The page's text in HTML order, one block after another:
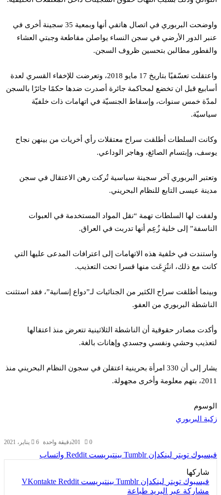
واوضحت البربوري في اتصال هاتفي أنها وبمعية 35 سجينة أخرى في
عنبر الدور الأرضي في سجن النساء يواصلن مقاطعة وجبتي العشاء
والفطور مطالبن بتحسين ظروف السجن.
واعتقلت تعسّفيًا بتاريخ 17 مايو 2018، وتعرضت للإخفاء القسري لعدة
أسابيع قبل ان تخضع لمحاكمة جائرة أصدرت ضدها حكمًا جائرًا بالسجن
لمدّة خمس سنوات، وإسقاط الجنسيّة في اتهامات ذات خلفيّة
سياسيّة.
وكانت السلطات أطلقت سراح معتقلات رأي أخريات من بينهن نجاح
يوسف، وإبتسام الصائغ، وهاجر الوداعي.
وتعتبر البربوري آخر سجينة سياسية تُركت رهن الاعتقال في سجن
مدينة عيسى التابع للنظام البحريني.
ولفقت لها السلطات تهمة “نقل المواد المستخدمة في العبوات
الناسفة” إلى خلية زُعِم أنها تدربت في العراق.
واستندت في خلفية هذه الاتهامات إلى اعترافات المدعى عليها التي
كانت مع ذلك، انتُزِعَت منها قسرا تحت التعذيب.
وبينما أطلقت سراح الكثير من الجنائيات لـ”دواع إنسانية”، فقد استثنت
الناشطة البربوري من العفو.
وأكدت مصادر حقوقية أن الناشطة الثلاثينية تتعرض منذ اعتقالها
لتعذيب وحشي ونفسي وجسدي وإهانات بالغة.
يشار إلى أن 330 امرأة بحرينية اعتقلن في سجون النظام البحريني منذ
2011، بتهم معلومة وأخرى مجهولة.
الوسوم
زكية البربوري
6 يناير، 2021 0
201دقيقة واحدة
فيسبوك تويتر لينكدإن بينتيريست واتساب
شاركها
فيسبوك تويتر لينكدإن بينتيريست
مشاركة عبر البريد طباعة